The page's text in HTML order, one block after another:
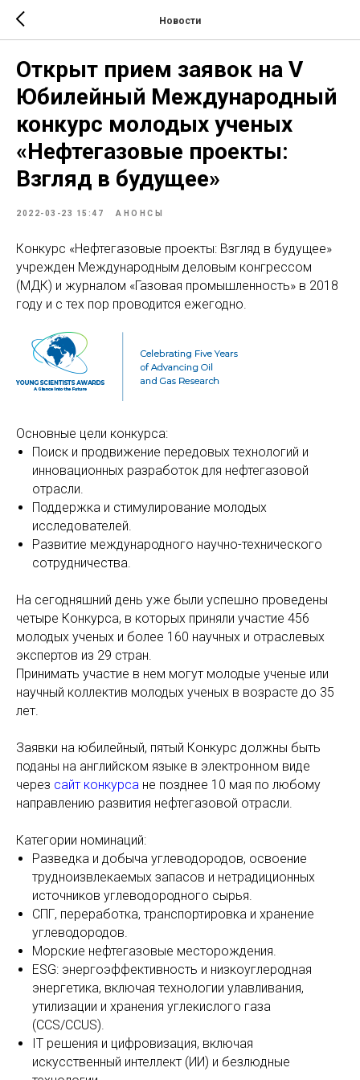
Новости
Открыт прием заявок на V
Юбилейный Международный
конкурс молодых ученых
«Нефтегазовые проекты:
Взгляд в будущее»
2022-03-23 15:47 АНОНСЫ
Конкурс «Нефтегазовые проекты: Взгляд в будущее»
учрежден Международным деловым конгрессом
(МДК) и журналом «Газовая промышленность» в 2018
году и с тех пор проводится ежегодно.
Основные цели конкурса:
Поиск и продвижение передовых технологий и
инновационных разработок для нефтегазовой
отрасли.
Поддержка и стимулирование молодых
исследователей.
Развитие международного научно-технического
сотрудничества.
На сегодняшний день уже были успешно проведены
четыре Конкурса, в которых приняли участие 456
молодых ученых и более 160 научных и отраслевых
экспертов из 29 стран.
Принимать участие в нем могут молодые ученые или
научный коллектив молодых ученых в возрасте до 35
лет.
Заявки на юбилейный, пятый Конкурс должны быть
поданы на английском языке в электронном виде
через сайт конкурса не позднее 10 мая по любому
направлению развития нефтегазовой отрасли.
Категории номинаций:
Разведка и добыча углеводородов, освоение
трудноизвлекаемых запасов и нетрадиционных
источников углеводородного сырья.
СПГ, переработка, транспортировка и хранение
углеводородов.
Морские нефтегазовые месторождения.
ESG: энергоэффективность и низкоуглеродная
энергетика, включая технологии улавливания,
утилизации и хранения углекислого газа
(CCS/CCUS).
IT решения и цифровизация, включая
искусственный интеллект (ИИ) и безлюдные